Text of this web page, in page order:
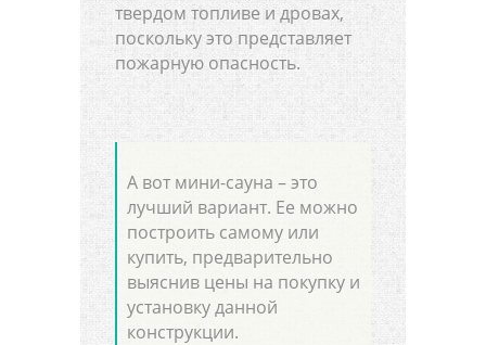
твердом топливе и дровах,
поскольку это представляет
пожарную опасность.
А вот мини-сауна – это
лучший вариант. Ее можно
построить самому или
купить, предварительно
выяснив цены на покупку и
установку данной
конструкции.